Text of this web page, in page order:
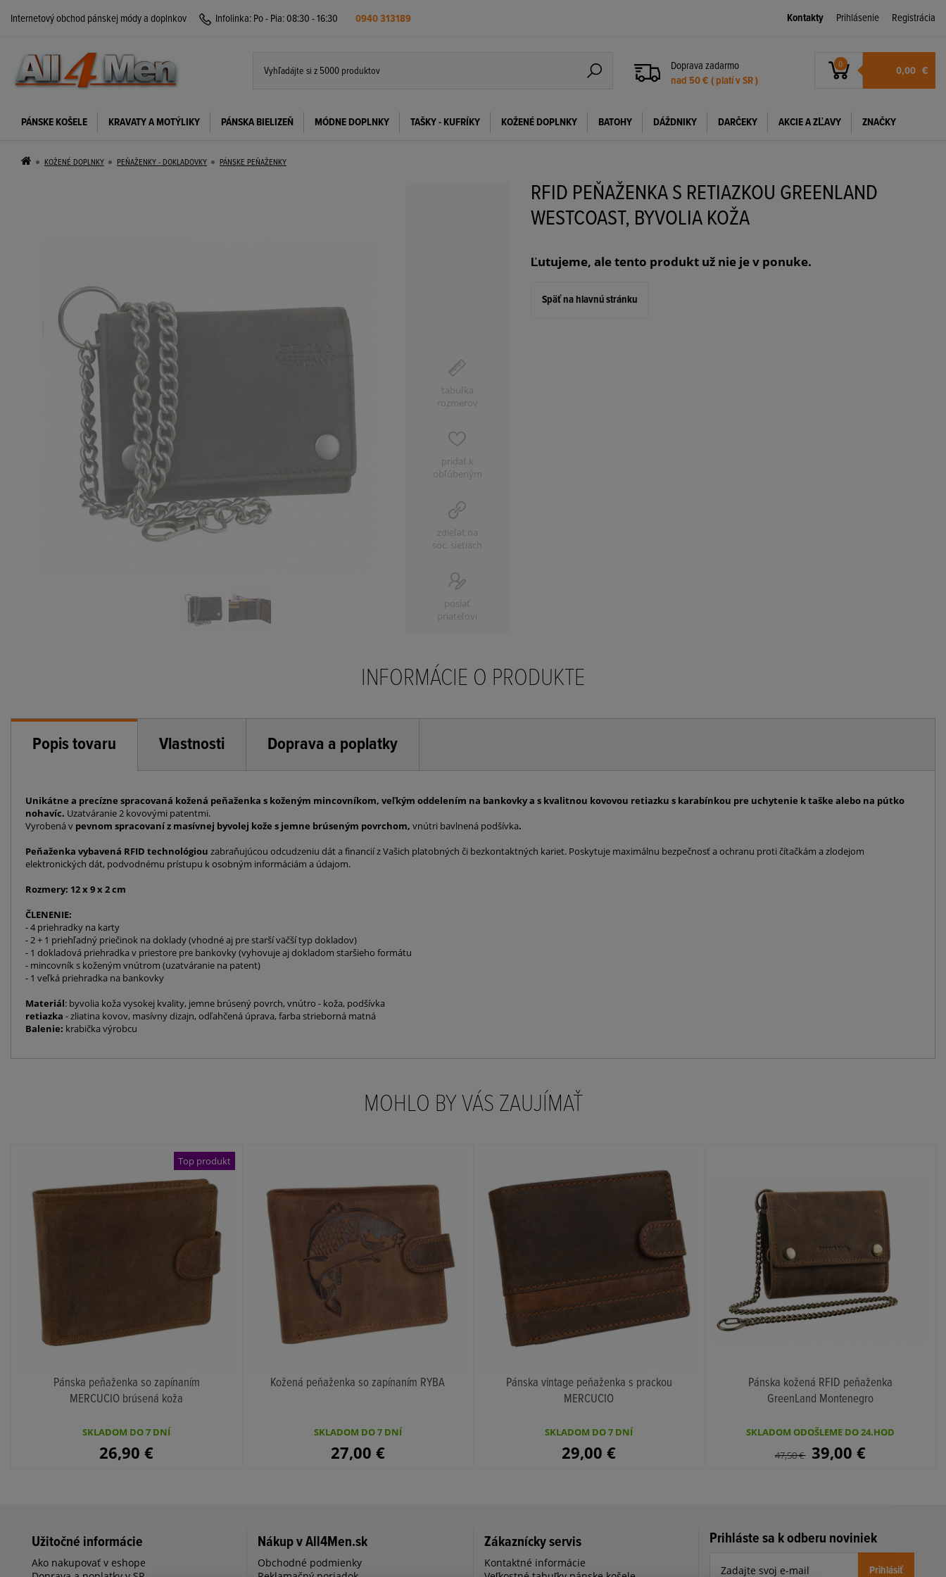
Internetový obchod pánskej módy a doplnkov Infolinka: Po - Pia: 08:30 - 16:30 0940 313189 Kontakty Prihlásenie Registrácia
Doprava zadarmo
nad 50 € ( platí v SR )
0 0,00 €
PÁNSKE KOŠELE KRAVATY A MOTÝLIKY PÁNSKA BIELIZEŇ MÓDNE DOPLNKY TAŠKY - KUFRÍKY KOŽENÉ DOPLNKY BATOHY DÁŽDNIKY DARČEKY AKCIE A ZĽAVY ZNAČKY
KOŽENÉ DOPLNKY PEŇAŽENKY - DOKLADOVKY PÁNSKE PEŇAŽENKY
tabuľka
rozmerov
pridať k
obľúbeným
zdieľať na
soc. sietiach
poslať
priateľovi
RFID PEŇAŽENKA S RETIAZKOU GREENLAND
WESTCOAST, BYVOLIA KOŽA
Ľutujeme, ale tento produkt už nie je v ponuke.
Späť na hlavnú stránku
INFORMÁCIE O PRODUKTE
Popis tovaru Vlastnosti Doprava a poplatky
Unikátne a precízne spracovaná kožená peňaženka s koženým mincovníkom, veľkým oddelením na bankovky a s kvalitnou kovovou retiazku s karabínkou pre uchytenie k taške alebo na pútko
nohavíc. Uzatváranie 2 kovovými patentmi.
Vyrobená v pevnom spracovaní z masívnej byvolej kože s jemne brúseným povrchom, vnútri bavlnená podšívka.
Peňaženka vybavená RFID technológiou zabraňujúcou odcudzeniu dát a financií z Vašich platobných či bezkontaktných kariet. Poskytuje maximálnu bezpečnosť a ochranu proti čítačkám a zlodejom
elektronických dát, podvodnému prístupu k osobným informáciám a údajom.
Rozmery: 12 x 9 x 2 cm
ČLENENIE:
- 4 priehradky na karty
- 2 + 1 priehľadný priečinok na doklady (vhodné aj pre starší väčší typ dokladov)
- 1 dokladová priehradka v priestore pre bankovky (vyhovuje aj dokladom staršieho formátu
- mincovník s koženým vnútrom (uzatváranie na patent)
- 1 veľká priehradka na bankovky
Materiál: byvolia koža vysokej kvality, jemne brúsený povrch, vnútro - koža, podšívka
retiazka - zliatina kovov, masívny dizajn, odľahčená úprava, farba strieborná matná
Balenie: krabička výrobcu
MOHLO BY VÁS ZAUJÍMAŤ
KÚPIŤ
Pánska peňaženka so zapínaním
MERCUCIO brúsená koža
SKLADOM DO 7 DNÍ
26,90€
Top produkt
Kožená peňaženka so zapínaním RYBA
SKLADOM DO 7 DNÍ
27,00 €
KÚPIŤ
Pánska vintage peňaženka s prackou
MERCUCIO
SKLADOM DO 7 DNÍ
29,00€
KÚPIŤ
Pánska kožená RFID peňaženka
GreenLand Montenegro
SKLADOM ODOŠLEME DO 24.HOD
47,50€ 39,00 €
Užitočné informácie
Ako nakupovať v eshope
Nákup v All4Men.sk
Obchodné podmienky
Zákaznícky servis
Kontaktné informácie
Prihláste sa k odberu noviniek
Prihlásiť